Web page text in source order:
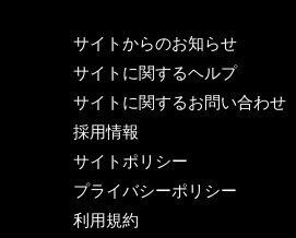
サイトからのお知らせ
サイトに関するヘルプ
サイトに関するお問い合わせ
採用情報
サイトポリシー
プライバシーポリシー
利用規約